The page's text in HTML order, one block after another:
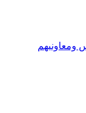
ومعاونيهم